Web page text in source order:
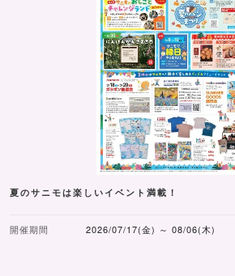
夏のサニモは楽しいイベント満載！
開催期間 2026/07/17(金) ～ 08/06(木)